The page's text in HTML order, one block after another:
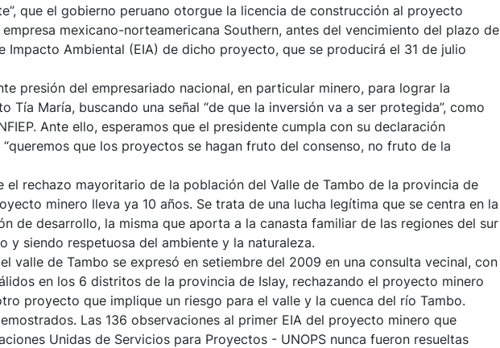
que el gobierno peruano otorgue la licencia de construcción al proyecto
mexicano-norteamericana Southern, antes del vencimiento del plazo de
Impacto Ambiental (EIA) de dicho proyecto, que se producirá el 31 de julio
presión del empresariado nacional, en particular minero, para lograr la
Tía María, buscando una señal “de que la inversión va a ser protegida”, como
Ante ello, esperamos que el presidente cumpla con su declaración
que los proyectos se hagan fruto del consenso, no fruto de la
el rechazo mayoritario de la población del Valle de Tambo de la provincia de
minero lleva ya 10 años. Se trata de una lucha legítima que se centra en la
de desarrollo, la misma que aporta a la canasta familiar de las regiones del sur
y siendo respetuosa del ambiente y la naturaleza.
valle de Tambo se expresó en setiembre del 2009 en una consulta vecinal, con
en los 6 distritos de la provincia de Islay, rechazando el proyecto minero
proyecto que implique un riesgo para el valle y la cuenca del río Tambo.
Las 136 observaciones al primer EIA del proyecto minero que
Unidas de Servicios para Proyectos - UNOPS nunca fueron resueltas